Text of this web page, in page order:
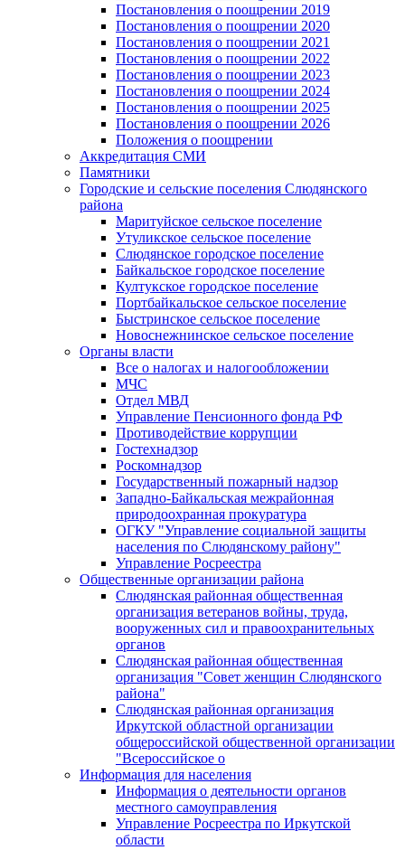
Постановления о поощрении 2019
Постановления о поощрении 2020
Постановления о поощрении 2021
Постановления о поощрении 2022
Постановления о поощрении 2023
Постановления о поощрении 2024
Постановления о поощрении 2025
Постановления о поощрении 2026
Положения о поощрении
Аккредитация СМИ
Памятники
Городские и сельские поселения Слюдянского
района
Маритуйское сельское поселение
Утуликское сельское поселение
Слюдянское городское поселение
Байкальское городское поселение
Култукское городское поселение
Портбайкальское сельское поселение
Быстринское сельское поселение
Новоснежнинское сельское поселение
Органы власти
Все о налогах и налогообложении
МЧС
Отдел МВД
Управление Пенсионного фонда РФ
Противодействие коррупции
Гостехнадзор
Роскомнадзор
Государственный пожарный надзор
Западно-Байкальская межрайонная
природоохранная прокуратура
ОГКУ "Управление социальной защиты
населения по Слюдянскому району"
Управление Росреестра
Общественные организации района
Слюдянская районная общественная
организация ветеранов войны, труда,
вооруженных сил и правоохранительных
органов
Слюдянская районная общественная
организация "Совет женщин Слюдянского
района"
Слюдянская районная организация
Иркутской областной организации
общероссийской общественной организации
"Всероссийское о
Информация для населения
Информация о деятельности органов
местного самоуправления
Управление Росреестра по Иркутской
области